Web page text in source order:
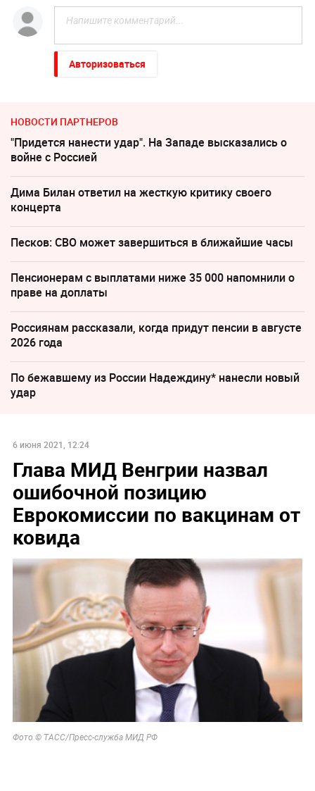
Авторизоваться
НОВОСТИ ПАРТНЕРОВ
"Придется нанести удар". На Западе высказались о
войне с Россией
Дима Билан ответил на жесткую критику своего
концерта
Песков: СВО может завершиться в ближайшие часы
Пенсионерам с выплатами ниже 35 000 напомнили о
праве на доплаты
Россиянам рассказали, когда придут пенсии в августе
2026 года
По бежавшему из России Надеждину* нанесли новый
удар
6 июня 2021, 12:24
Глава МИД Венгрии назвал
ошибочной позицию
Еврокомиссии по вакцинам от
ковида
Фото © ТАСС/Пресс-служба МИД РФ